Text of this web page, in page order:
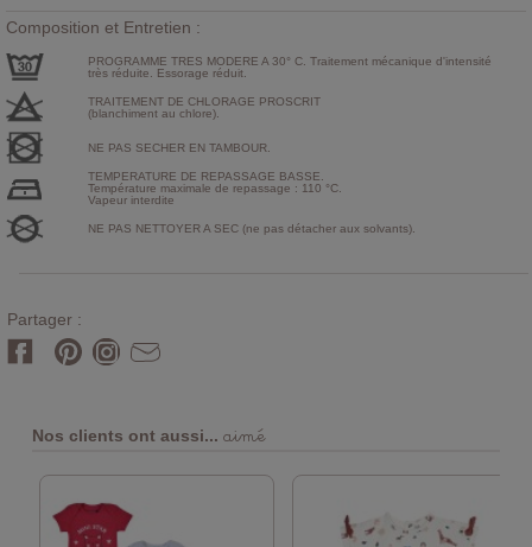
Composition et Entretien :
PROGRAMME TRES MODERE A 30° C. Traitement mécanique d'intensité
très réduite. Essorage réduit.
TRAITEMENT DE CHLORAGE PROSCRIT
(blanchiment au chlore).
NE PAS SECHER EN TAMBOUR.
TEMPERATURE DE REPASSAGE BASSE.
Température maximale de repassage : 110 °C.
Vapeur interdite
NE PAS NETTOYER A SEC (ne pas détacher aux solvants).
Partager :
Nos clients ont aussi... aimé